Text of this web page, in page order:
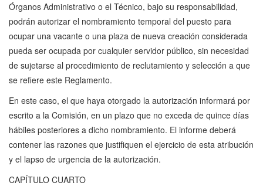
Órganos Administrativo o el Técnico, bajo su responsabilidad,
podrán autorizar el nombramiento temporal del puesto para
ocupar una vacante o una plaza de nueva creación considerada
pueda ser ocupada por cualquier servidor público, sin necesidad
de sujetarse al procedimiento de reclutamiento y selección a que
se refiere este Reglamento.
En este caso, el que haya otorgado la autorización informará por
escrito a la Comisión, en un plazo que no exceda de quince días
hábiles posteriores a dicho nombramiento. El informe deberá
contener las razones que justifiquen el ejercicio de esta atribución
y el lapso de urgencia de la autorización.
CAPÍTULO CUARTO